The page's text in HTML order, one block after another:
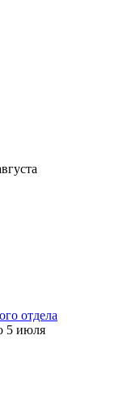
отдела
5 июля